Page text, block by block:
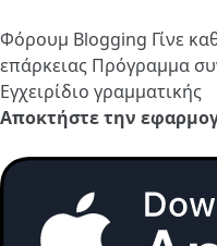
Φόρουμ Blogging Γίνε
επάρκειας Πρόγραμμα
Εγχειρίδιο γραμματικής
Αποκτήστε την